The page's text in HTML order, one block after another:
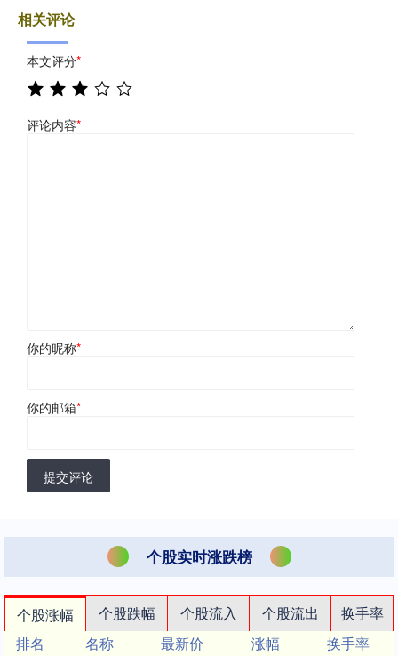
相关评论
本文评分*
评论内容*
你的昵称*
你的邮箱*
提交评论
个股实时涨跌榜
个股涨幅 个股跌幅 个股流入 个股流出
换手率
排名
名称 最新价 涨幅
换手率